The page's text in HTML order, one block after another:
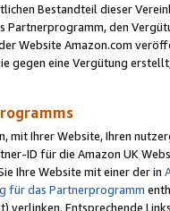
Bestandteil dieser
Partnerprogramm, den
Website Amazon.com
gegen eine Vergütung
mit Ihrer Website, Ihren
ID für die Amazon UK
Ihre Website mit einer der in
für das Partnerprogramm
verlinken. Entsprechende